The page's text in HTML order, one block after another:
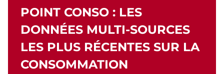
POINT CONSO : LES
DONNÉES MULTI-SOURCES
LES PLUS RÉCENTES SUR LA
CONSOMMATION